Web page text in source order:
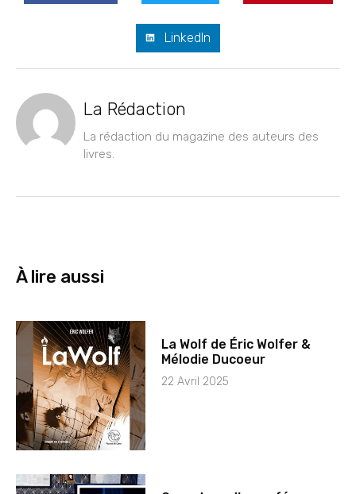
LinkedIn
La Rédaction
La rédaction du magazine des auteurs des
livres.
À lire aussi
La Wolf de Éric Wolfer &
Mélodie Ducoeur
22 Avril 2025